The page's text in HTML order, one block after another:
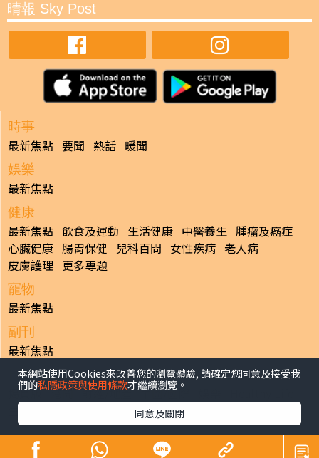
晴報 Sky Post
時事
最新焦點 要聞 熱話 暖聞
娛樂
最新焦點
健康
最新焦點 飲食及運動 生活健康 中醫養生 腫瘤及癌症
心臟健康 腸胃保健 兒科百問 女性疾病 老人病
皮膚護理 更多專題
寵物
最新焦點
副刊
最新焦點
日報
揭頁版 港聞 財經/地產 中國/國際
生活副刊
體育 專題/人物
香港經濟日報版權所有©2026
本網站使用Cookies來改善您的瀏覽體驗, 請確定您同意及接受我
們的私隱政策與使用條款才繼續瀏覽。
同意及關閉